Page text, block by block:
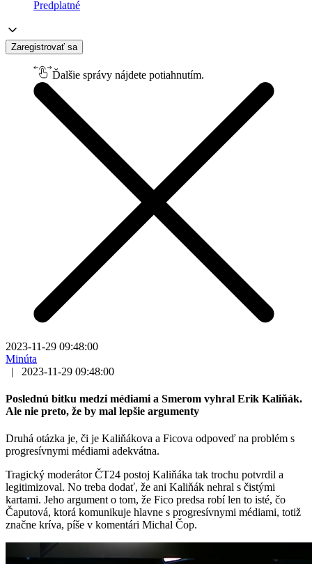
Predplatné
Zaregistrovať sa
Ďalšie správy nájdete potiahnutím.
2023-11-29 09:48:00
Minúta
|
2023-11-29 09:48:00
Poslednú bitku medzi médiami a Smerom vyhral Erik Kaliňák.
Ale nie preto, že by mal lepšie argumenty
Druhá otázka je, či je Kaliňákova a Ficova odpoveď na problém s
progresívnymi médiami adekvátna.
Tragický moderátor ČT24 postoj Kaliňáka tak trochu potvrdil a
legitimizoval. No treba dodať, že ani Kaliňák nehral s čistými
kartami. Jeho argument o tom, že Fico predsa robí len to isté, čo
Čaputová, ktorá komunikuje hlavne s progresívnymi médiami, totiž
značne kríva, píše v komentári Michal Čop.